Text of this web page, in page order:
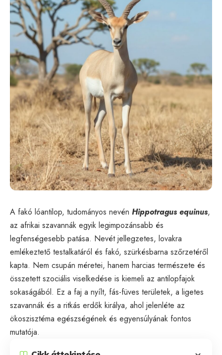
A fakó lóantilop, tudományos nevén Hippotragus equinus,
az afrikai szavannák egyik legimpozánsabb és
legfenségesebb patása. Nevét jellegzetes, lovakra
emlékeztető testalkatáról és fakó, szürkésbarna szőrzetéről
kapta. Nem csupán méretei, hanem harcias természete és
összetett szociális viselkedése is kiemeli az antilopfajok
sokaságából. Ez a faj a nyílt, fás-füves területek, a ligetes
szavannák és a ritkás erdők királya, ahol jelenléte az
ökoszisztéma egészségének és egyensúlyának fontos
mutatója.